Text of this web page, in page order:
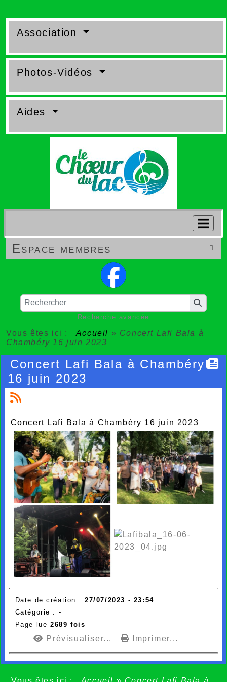
Association
Photos-Vidéos
Aides

Espace membres
Recherche avancée
Vous êtes ici : Accueil » Concert Lafi Bala à
Chambéry 16 juin 2023
Concert Lafi Bala à Chambéry
16 juin 2023
Concert Lafi Bala à Chambéry 16 juin 2023
Date de création : 27/07/2023 - 23:54
Catégorie : -
Page lue 2689 fois
Prévisualiser... Imprimer...